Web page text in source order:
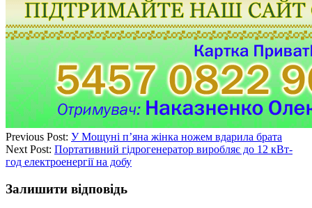
Previous Post: У Мощуні п’яна жінка ножем вдарила брата
Next Post: Портативний гідрогенератор виробляє до 12 кВт-
год електроенергії на добу
Залишити відповідь